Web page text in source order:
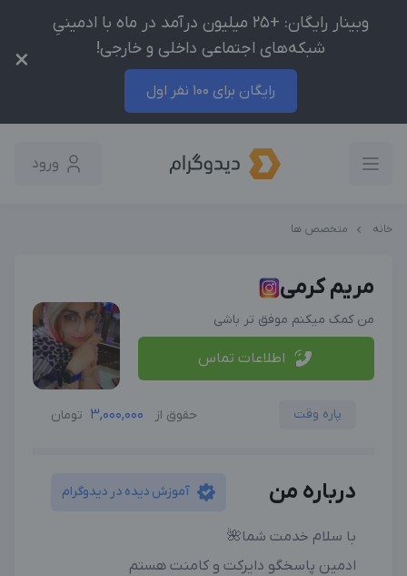
وبینار رایگان: +25 میلیون درآمد در ماه با ادمینیِ
شبکه‌های اجتماعی داخلی و خارجی!
رایگان برای 100 نفر اول
×
ورود
خانه متخصص ها
مریم کرمی
من کمک میکنم موفق تر باشی
اطلاعات تماس
پاره وقت حقوق از 3,000,000 تومان
درباره من آموزش دیده در دیدوگرام
با سلام خدمت شما🌺
ادمین پاسخگو دایرکت و کامنت هستم